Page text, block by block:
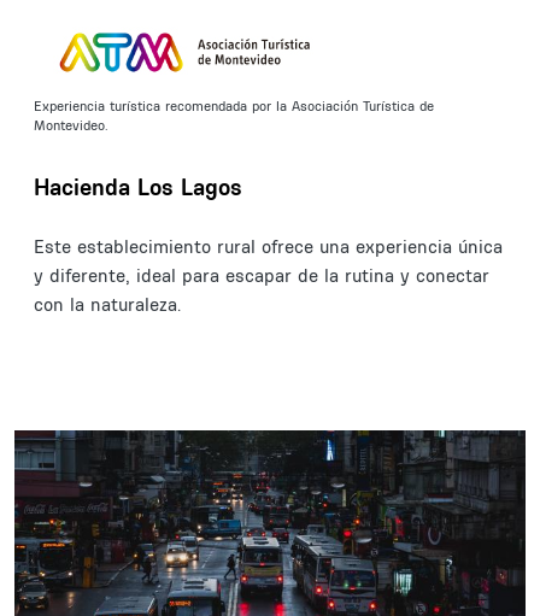
Experiencia turística recomendada por la Asociación Turística de
Montevideo.
Hacienda Los Lagos
Este establecimiento rural ofrece una experiencia única
y diferente, ideal para escapar de la rutina y conectar
con la naturaleza.